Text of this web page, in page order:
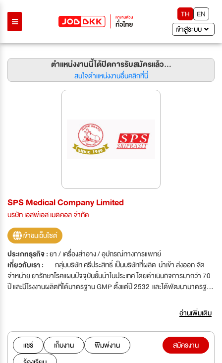
TH
EN
เข้าสู่ระบบ
ตำแหน่งงานนี้ได้ปิดการรับสมัครแล้ว...
สนใจตำแหน่งงานอื่นคลิกที่นี่
SPS Medical Company Limited
บริษัท เอสพีเอส เมดิคอล จำกัด
เข้าชมเว็บไซต์
ประเภทธุรกิจ :ยา / เครื่องสำอาง / อุปกรณ์ทางการแพทย์
เกี่ยวกับเรา :
กลุ่มบริษัท ศรีประสิทธิ์ เป็นบริษัทที่ผลิต นำเข้า ส่งออก จัด
จำหน่าย ยารักษาโรคแผนปัจจุบันชั้นนำในประเทศ โดยดำเนินกิจการมากว่า 70
ปี และมีโรงงานผลิตที่ได้มาตรฐาน GMP ตั้งแต่ปี 2532 และได้พัฒนามาตรฐาน
,PIC/S Participating Authorities Members, และมาตรฐาน ISO
9001:2015, ISO 17025 ภายใต้นโยบายการดำเนินงานที่มุ่งมั่นจะรักษาและ
พัฒนามาตรฐานให้ก้าวสู่ระบบสากล ปัจจุบันบริษัทฯกำลังขยายงานจึงต้อง
บุคลากรที่มีความรู้ความสามารถ เข้ามาร่วมงานด้วยกัน
อ่านเพิ่มเติม
แชร์ เก็บงาน
พิมพ์งาน
สมัครงาน